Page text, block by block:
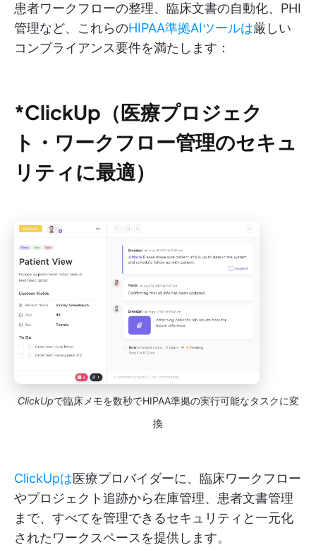
患者ワークフローの整理、臨床文書の自動化、PHI
管理など、これらのHIPAA準拠AIツールは厳しい
コンプライアンス要件を満たします：
*ClickUp（医療プロジェク
ト・ワークフロー管理のセキュ
リティに最適）
ClickUpで臨床メモを数秒でHIPAA準拠の実行可能なタスクに変
換
ClickUpは医療プロバイダーに、臨床ワークフロー
やプロジェクト追跡から在庫管理、患者文書管理
まで、すべてを管理できるセキュリティと一元化
されたワークスペースを提供します。